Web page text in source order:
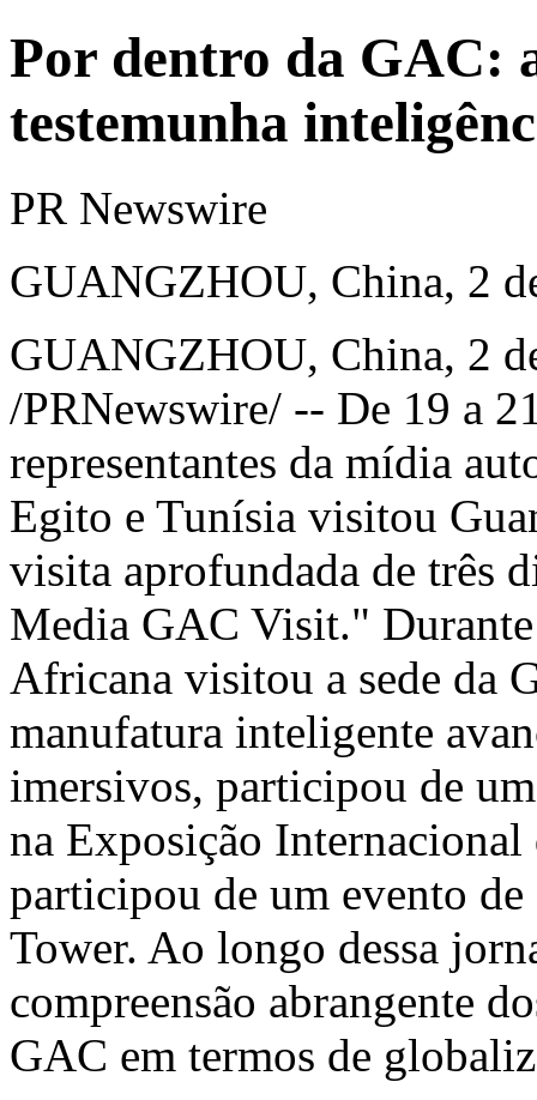
Por dentro da GAC:
testemunha
PR Newswire
GUANGZHOU, China, 2
GUANGZHOU, China, 2
/PRNewswire/ -- De 19 a
representantes da mídia
Egito e Tunísia visitou
visita aprofundada de três
Media GAC Visit."
Africana visitou a sede da
manufatura inteligente
imersivos, participou de
na Exposição
participou de um evento
Tower. Ao longo dessa
compreensão abrangente
GAC em termos de